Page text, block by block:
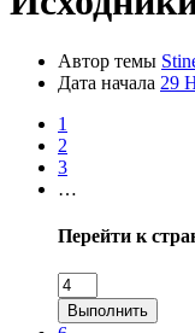
Автор темы
Дата начала 29
1
2
3
…
Перейти к
Выполнить